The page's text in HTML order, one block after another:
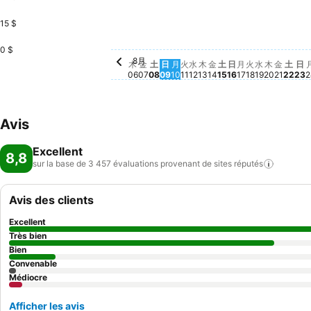
15 $
0 $
木, 8月 06
Aucun prix disponible à cette
8月
木
06
金, 8月 07
Aucun prix disponible à cette
金
07
土, 8月 08
Aucun prix disponible à cette
土
08
日, 8月 09
Aucun prix disponible à
日
09
月
10
火
11
水, 8月 12
Aucun prix disponible
水
12
木, 8月 13
Aucun prix
木
13
金, 8月 14
Aucun prix
金
14
土, 8月 15
Aucun prix
土
15
日, 8月 16
Aucun prix
日
16
月, 8月 17
Aucun prix
月
17
火, 8月 18
Aucun prix
火
18
水, 8月 19
Aucun
水
19
木, 8月
Aucun
木
20
金, 8
金
21
土,
土
22
日
23
Avis
8,8 Excellent
sur la base de 3 457 évaluations provenant de sites réputés
Avis des clients
Excellent
Très bien
Bien
Convenable
Médiocre
Afficher les avis